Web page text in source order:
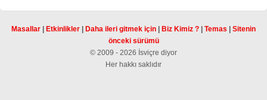
Masallar Etkinlikler Daha ileri gitmek için Biz Kimiz ? Temas
Sitenin
önceki sürümü
© 2009 - 2026 İsviçre diyor
Her hakkı saklıdır